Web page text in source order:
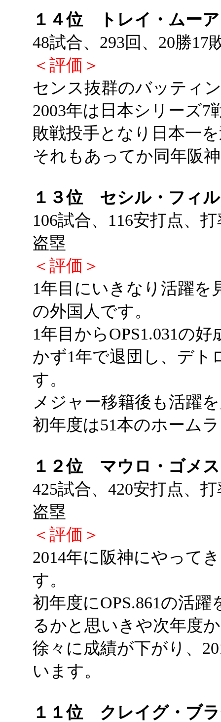
１４位 トレイ・ムーア
48試合、293回、20勝17
＜評価＞
センス抜群のバッティ
2003年は日本シリーズ7
敗戦投手となり日本一
それもあってか同年阪
１３位 セシル・フィ
106試合、116安打点、
盗塁
＜評価＞
1年目にいきなり活躍を
の外国人です。
1年目からOPS1.031の
かず1年で退団し、デト
す。
メジャー移籍後も活躍
初年度は51本のホーム
１２位 マウロ・ゴメス
425試合、420安打点、
盗塁
＜評価＞
2014年に阪神にやって
す。
初年度にOPS.861の活
るかと思いきや次年度
徐々に成績が下がり、
います。
１１位 クレイグ・ブ